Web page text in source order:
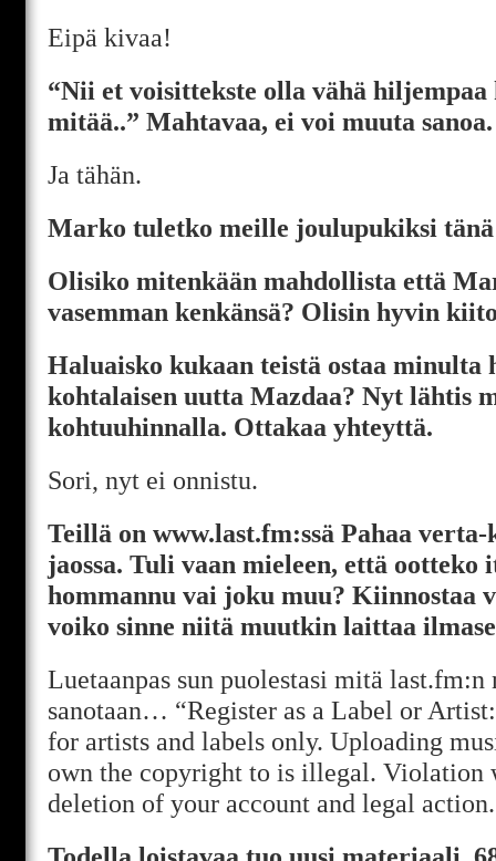
Eipä kivaa!
“Nii et voisittekste olla vähä
mitää..” Mahtavaa, ei voi muuta
Ja tähän.
Marko tuletko meille joulupukiksi
Olisiko mitenkään mahdollista että
vasemman kenkänsä? Olisin hyvin
Haluaisko kukaan teistä ostaa minulta
kohtalaisen uutta Mazdaa? Nyt lähtis
kohtuuhinnalla. Ottakaa yhteyttä.
Sori, nyt ei onnistu.
Teillä on www.last.fm:ssä Pahaa verta-
jaossa. Tuli vaan mieleen, että ootteko
hommannu vai joku muu? Kiinnostaa
voiko sinne niitä muutkin laittaa
Luetaanpas sun puolestasi mitä
sanotaan… “Register as a Label or
for artists and labels only. Uploading
own the copyright to is illegal. Violation
deletion of your account and legal